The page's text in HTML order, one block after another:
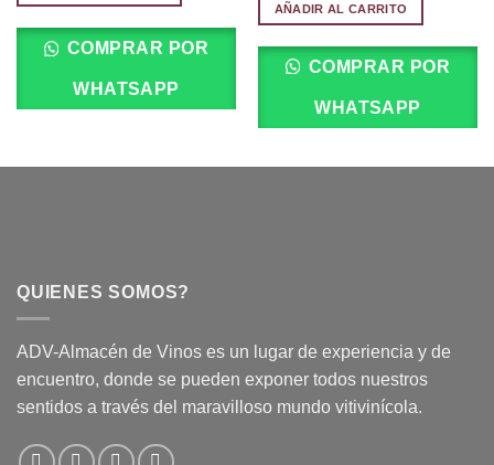
COMPRAR POR
WHATSAPP
AÑADIR AL CARRITO
COMPRAR POR
WHATSAPP
QUIENES SOMOS?
ADV-Almacén de Vinos es un lugar de experiencia y de
encuentro, donde se pueden exponer todos nuestros
sentidos a través del maravilloso mundo vitivinícola.